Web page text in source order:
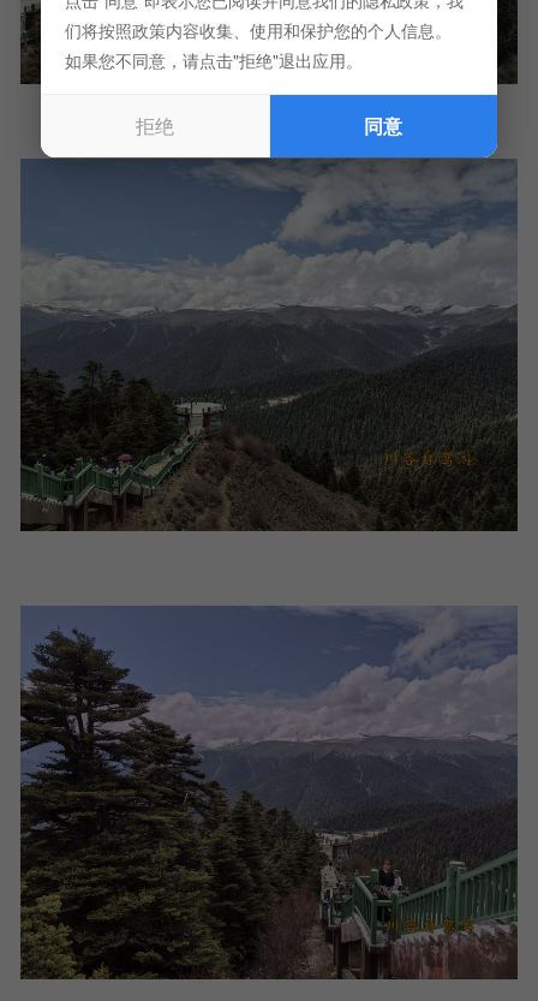
们将按照政策内容收集、使用和保护您的个人信息。
如果您不同意，请点击"拒绝"退出应用。
拒绝 同意